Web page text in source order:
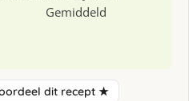
Gemiddeld
dit recept ★